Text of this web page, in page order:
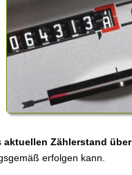
aktuellen Zählerstand
erfolgen kann.